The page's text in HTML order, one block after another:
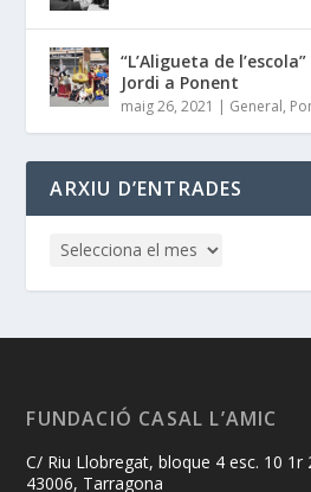
“L’Aligueta de
Jordi a Ponent
maig 26, 2021 | General,
ARXIU D’ENTRADES
FUNDACIÓ CASAL L’AMIC
C/ Riu Llobregat, bloque 4 esc. 10 1r
43006, Tarragona